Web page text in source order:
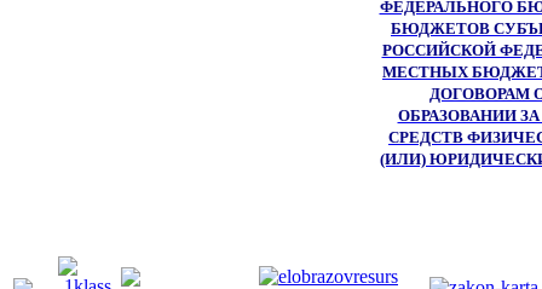
ФЕДЕРАЛЬНОГО
БЮДЖЕТОВ
РОССИЙСКОЙ
МЕСТНЫХ
ДОГОВОРАМ
ОБРАЗОВАНИИ
СРЕДСТВ
(ИЛИ)